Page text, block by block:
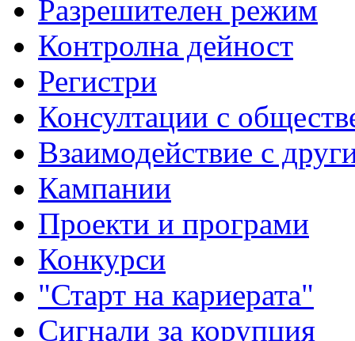
Разрешителен режим
Контролна дейност
Регистри
Консултации с
Взаимодействие с
Кампании
Проекти и програми
Конкурси
"Старт на кариерата"
Сигнали за корупция